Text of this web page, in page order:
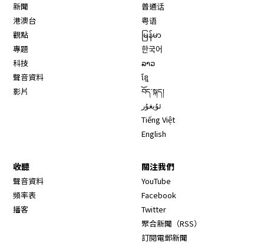
新聞
港澳台
觀點
專題
科技
聲音資料
影片
普通话
粤语
မြန်မာ
한국어
ລາວ
ខ្មែ
བོད་སྐད།
ئۇيغۇر
Tiếng Việt
English
收聽
聲音資料
頻率表
播客
關注我們
YouTube
Facebook
Twitter
聚合新聞（RSS）
訂閱電郵新聞